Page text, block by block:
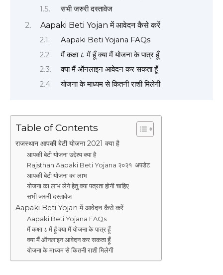
सभी जरुरी दस्तावेज
Aapaki Beti Yojan में आवेदन कैसे करें
Aapaki Beti Yojana FAQs
मैं कक्षा ८ में हूँ क्या मैं योजना के पात्र हूँ
क्या मैं ऑनलाइन आवेदन कर सकता हूँ
योजना के माध्यम से कितनी राशी मिलेगी
Table of Contents
राजस्थान आपकी बेटी योजना 2021 क्या है
आपकी बेटी योजना उद्देश्य क्या है
Rajsthan Aapaki Beti Yojana २०२१ अपडेट
आपकी बेटी योजना का लाभ
योजना का लाभ लेने हेतु क्या पत्रता होनी चाहिए
सभी जरुरी दस्तावेज
Aapaki Beti Yojan में आवेदन कैसे करें
Aapaki Beti Yojana FAQs
मैं कक्षा ८ में हूँ क्या मैं योजना के पात्र हूँ
क्या मैं ऑनलाइन आवेदन कर सकता हूँ
योजना के माध्यम से कितनी राशी मिलेगी